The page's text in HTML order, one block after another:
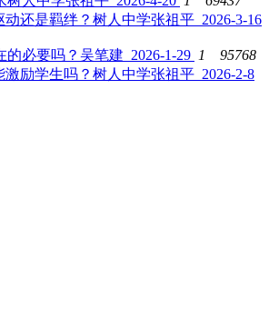
动还是羁绊？ 树人中学张祖平 2026-3-16
的必要吗？ 吴笔建 2026-1-29 1
95768
激励学生吗？ 树人中学张祖平 2026-2-8